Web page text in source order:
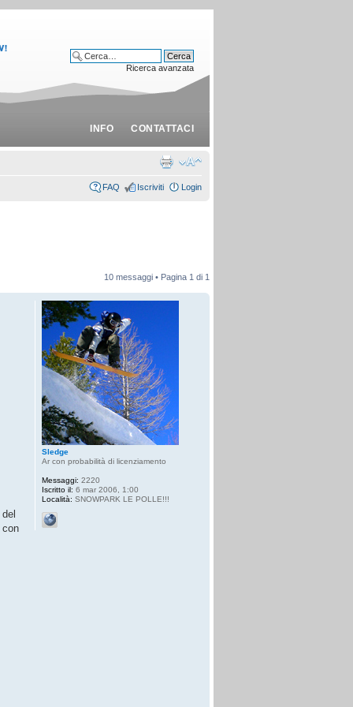
INFO CONTATTACI
Ricerca avanzata
FAQ Iscriviti Login
10 messaggi • Pagina 1 di 1
con
Sledge
Ar con probabilità di licenziamento
Messaggi: 2220
Iscritto il: 6 mar 2006, 1:00
Località: SNOWPARK LE POLLE!!!